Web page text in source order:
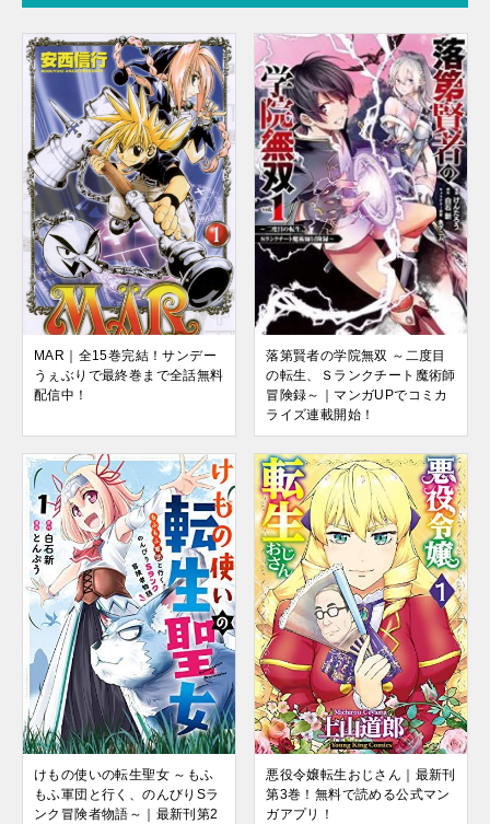
MAR｜全15巻完結！サンデー
うぇぶりで最終巻まで全話無料
配信中！
落第賢者の学院無双 ～二度目
の転生、Ｓランクチート魔術師
冒険録～｜マンガUPでコミカ
ライズ連載開始！
けもの使いの転生聖女 ～もふ
もふ軍団と行く、のんびりSラ
ンク冒険者物語～｜最新刊第2
悪役令嬢転生おじさん｜最新刊
第3巻！無料で読める公式マン
ガアプリ！